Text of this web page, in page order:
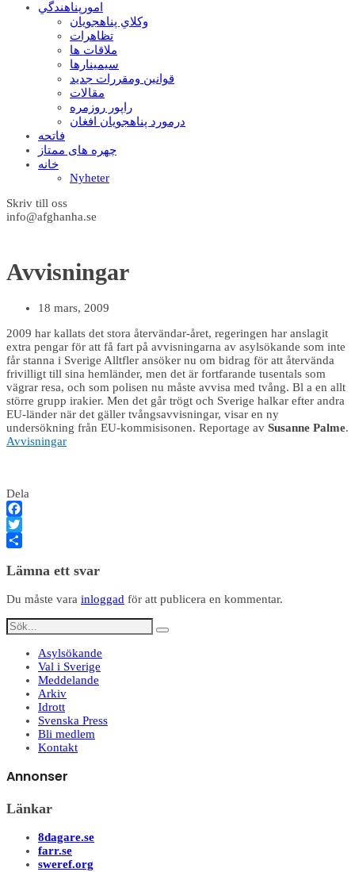
امورپناهندگي
وکلاي پناهجويان
تظاهرات
ملاقات ها
سيمينارها
قوانين ومقررات جديد
مقالات
راپور روزمره
درمورد پناهجويان افغان
فاتحه
چهره های ممتاز
خانه
Nyheter
Skriv till oss
info@afghanha.se
Avvisningar
18 mars, 2009
2009 har kallats det stora återvändar-året, regeringen har anslagit
extra pengar för att få fart på avvisningarna av asylsökande som inte
får stanna i Sverige Alltfler ansöker nu om bidrag för att återvända
frivilligt till sina hemländer, men det är fortfarande tusentals som
vägrar resa, och som polisen nu måste avvisa med tvång. Bl a en allt
större grupp irakier. Men det går trögt och Sverige halkar efter andra
EU-länder när det gäller tvångsavvisningar, visar en ny
undersökning från EU-kommisisonen. Reportage av Susanne Palme.
Avvisningar
Dela
Facebook
Twitter
Lämna ett svar
Du måste vara inloggad för att publicera en kommentar.
Asylsökande
Val i Sverige
Meddelande
Arkiv
Idrott
Svenska Press
Bli medlem
Kontakt
Annonser
Länkar
8dagare.se
farr.se
sweref.org